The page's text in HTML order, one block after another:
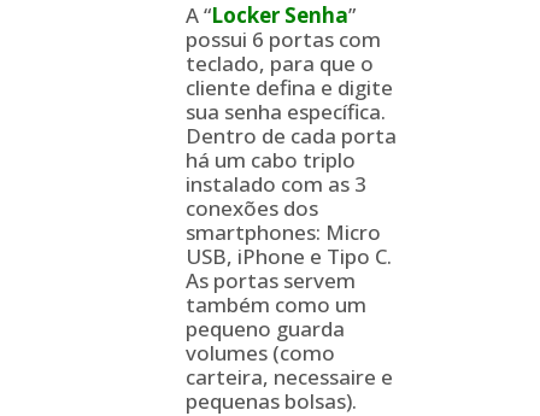
A “Locker Senha”
possui 6 portas com
teclado, para que o
cliente defina e digite
sua senha específica.
Dentro de cada porta
há um cabo triplo
instalado com as 3
conexões dos
smartphones: Micro
USB, iPhone e Tipo C.
As portas servem
também como um
pequeno guarda
volumes (como
carteira, necessaire e
pequenas bolsas).